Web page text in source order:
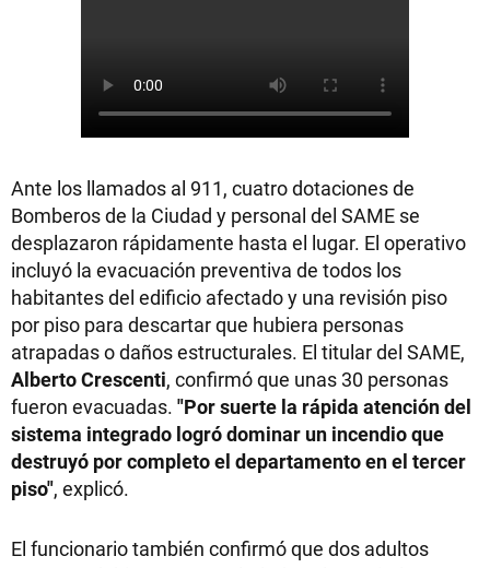
Ante los llamados al 911, cuatro dotaciones de
Bomberos de la Ciudad y personal del SAME se
desplazaron rápidamente hasta el lugar. El operativo
incluyó la evacuación preventiva de todos los
habitantes del edificio afectado y una revisión piso
por piso para descartar que hubiera personas
atrapadas o daños estructurales. El titular del SAME,
Alberto Crescenti, confirmó que unas 30 personas
fueron evacuadas. "Por suerte la rápida atención del
sistema integrado logró dominar un incendio que
destruyó por completo el departamento en el tercer
piso", explicó.
El funcionario también confirmó que dos adultos